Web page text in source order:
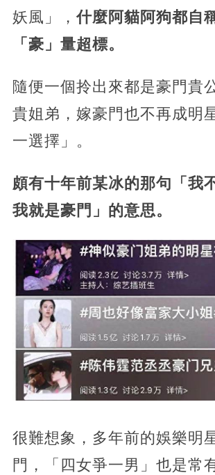
妖風」，什麼阿貓阿狗都自
「豪」量超標。
隨便一個拎出來都是豪門貴
貴姐弟，嫁豪門也不再成明
一選擇」。
頗有十年前某冰的那句「我
我就是豪門」的意思。
很難想象， 多年前的娛樂明
門，「四女爭一男」也是常